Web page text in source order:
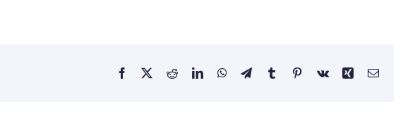
Facebook RedditLinkedInWhatsApp
TelegramTumblrPinterestVk Xing Email